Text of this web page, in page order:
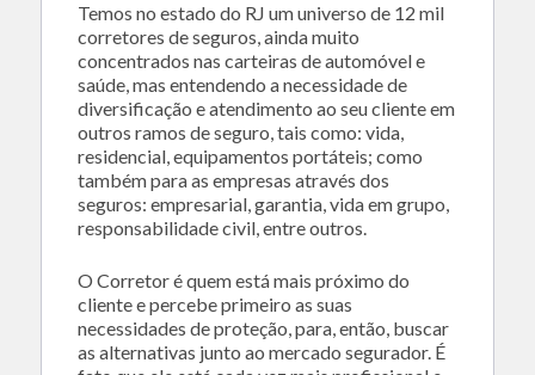
Temos no estado do RJ um universo de 12 mil
corretores de seguros, ainda muito
concentrados nas carteiras de automóvel e
saúde, mas entendendo a necessidade de
diversificação e atendimento ao seu cliente em
outros ramos de seguro, tais como: vida,
residencial, equipamentos portáteis; como
também para as empresas através dos
seguros: empresarial, garantia, vida em grupo,
responsabilidade civil, entre outros.
O Corretor é quem está mais próximo do
cliente e percebe primeiro as suas
necessidades de proteção, para, então, buscar
as alternativas junto ao mercado segurador. É